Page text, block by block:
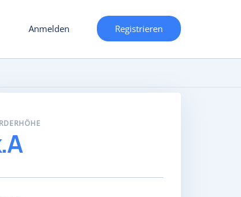
Anmelden Registrieren